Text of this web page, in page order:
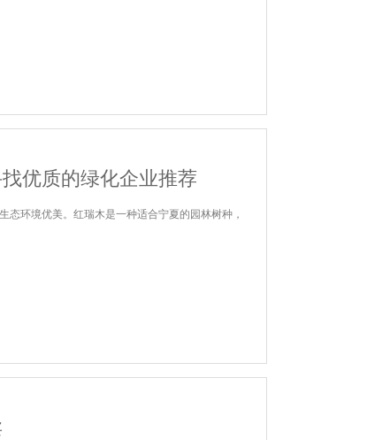
优质的绿化企业推荐
态环境优美。红瑞木是一种适合宁夏的园林树种，